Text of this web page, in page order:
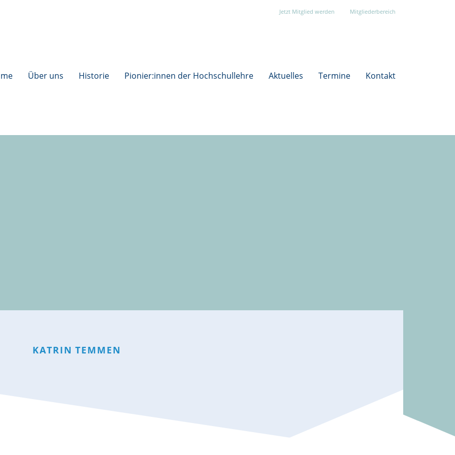
Jetzt Mitglied werden Mitgliederbereich
Über uns Historie Pionier:innen der Hochschullehre Aktuelles Termine Kontakt
KATRIN TEMMEN